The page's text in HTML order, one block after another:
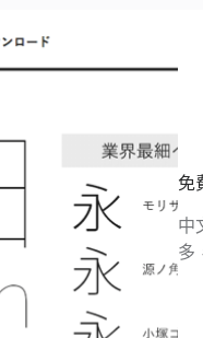
免
中
多